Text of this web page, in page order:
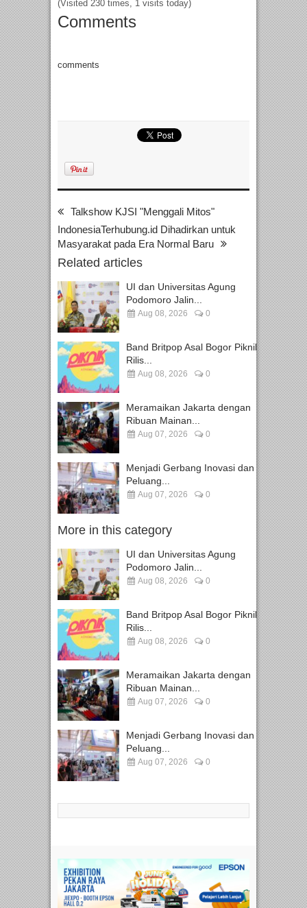
(Visited 230 times, 1 visits today)
Comments
comments
Talkshow KJSI "Menggali Mitos"
IndonesiaTerhubung.id Dihadirkan untuk
Masyarakat pada Era Normal Baru
Related articles
UI dan Universitas Agung
Podomoro Jalin...
Aug 08, 2026 0
Band Britpop Asal Bogor Piknik
Rilis...
Aug 08, 2026 0
Meramaikan Jakarta dengan
Ribuan Mainan...
Aug 07, 2026 0
Menjadi Gerbang Inovasi dan
Peluang...
Aug 07, 2026 0
More in this category
UI dan Universitas Agung
Podomoro Jalin...
Aug 08, 2026 0
Band Britpop Asal Bogor Piknik
Rilis...
Aug 08, 2026 0
Meramaikan Jakarta dengan
Ribuan Mainan...
Aug 07, 2026 0
Menjadi Gerbang Inovasi dan
Peluang...
Aug 07, 2026 0